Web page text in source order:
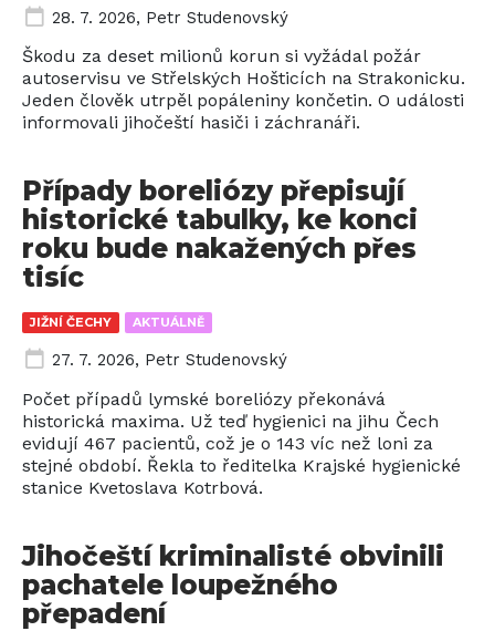
28. 7. 2026, Petr Studenovský
Škodu za deset milionů korun si vyžádal požár
autoservisu ve Střelských Hošticích na Strakonicku.
Jeden člověk utrpěl popáleniny končetin. O události
informovali jihočeští hasiči i záchranáři.
JIŽNÍ ČECHY AKTUÁLNĚ
Případy boreliózy přepisují
historické tabulky, ke konci
roku bude nakažených přes
tisíc
27. 7. 2026, Petr Studenovský
Počet případů lymské boreliózy překonává
historická maxima. Už teď hygienici na jihu Čech
evidují 467 pacientů, což je o 143 víc než loni za
stejné období. Řekla to ředitelka Krajské hygienické
stanice Kvetoslava Kotrbová.
Jihočeští kriminalisté obvinili
pachatele loupežného
přepadení